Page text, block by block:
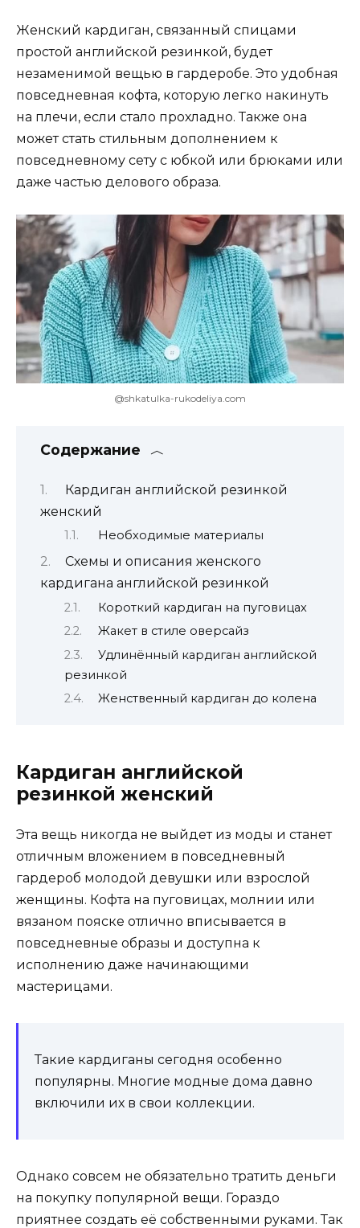
Женский кардиган, связанный спицами
простой английской резинкой, будет
незаменимой вещью в гардеробе. Это удобная
повседневная кофта, которую легко накинуть
на плечи, если стало прохладно. Также она
может стать стильным дополнением к
повседневному сету с юбкой или брюками или
даже частью делового образа.
@shkatulka-rukodeliya.com
Содержание
Кардиган английской резинкой
женский
Необходимые материалы
Схемы и описания женского
кардигана английской резинкой
Короткий кардиган на пуговицах
Жакет в стиле оверсайз
Удлинённый кардиган английской
резинкой
Женственный кардиган до колена
Кардиган английской
резинкой женский
Эта вещь никогда не выйдет из моды и станет
отличным вложением в повседневный
гардероб молодой девушки или взрослой
женщины. Кофта на пуговицах, молнии или
вязаном пояске отлично вписывается в
повседневные образы и доступна к
исполнению даже начинающими
мастерицами.
Такие кардиганы сегодня особенно
популярны. Многие модные дома давно
включили их в свои коллекции.
Однако совсем не обязательно тратить деньги
на покупку популярной вещи. Гораздо
приятнее создать её собственными руками. Так